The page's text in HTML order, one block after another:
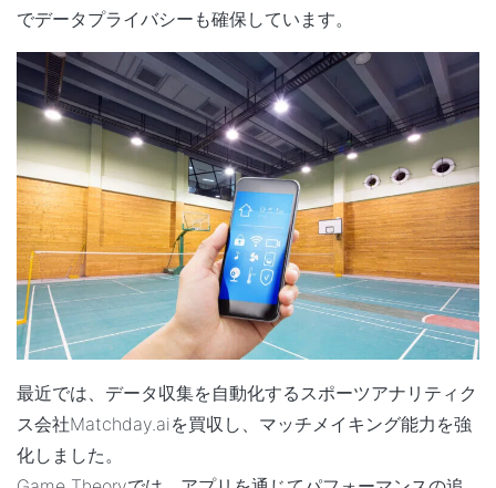
でデータプライバシーも確保しています。
最近では、データ収集を自動化するスポーツアナリティク
ス会社Matchday.aiを買収し、マッチメイキング能力を強
化しました。